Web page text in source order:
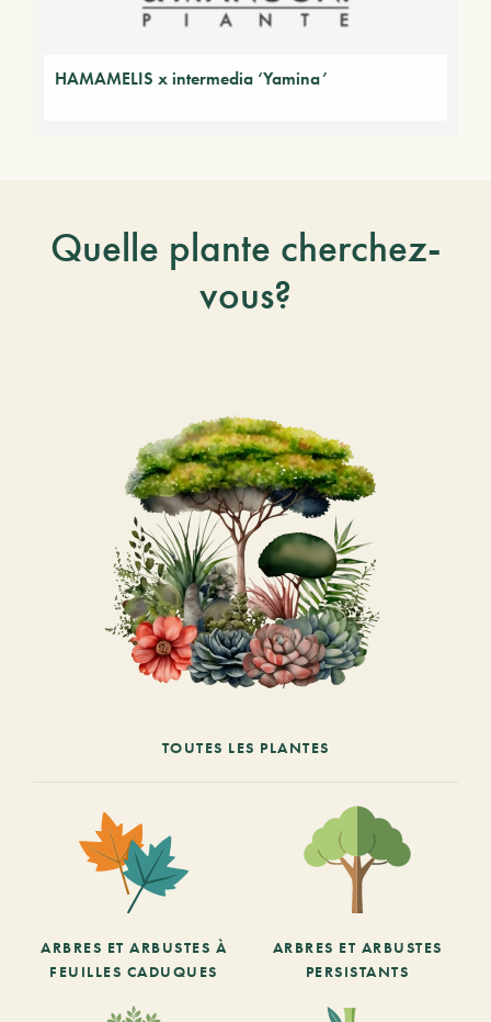
HAMAMELIS x intermedia ‘Yamina’
Quelle plante cherchez-
vous?
TOUTES LES PLANTES
ARBRES ET ARBUSTES À
FEUILLES CADUQUES
ARBRES ET ARBUSTES
PERSISTANTS